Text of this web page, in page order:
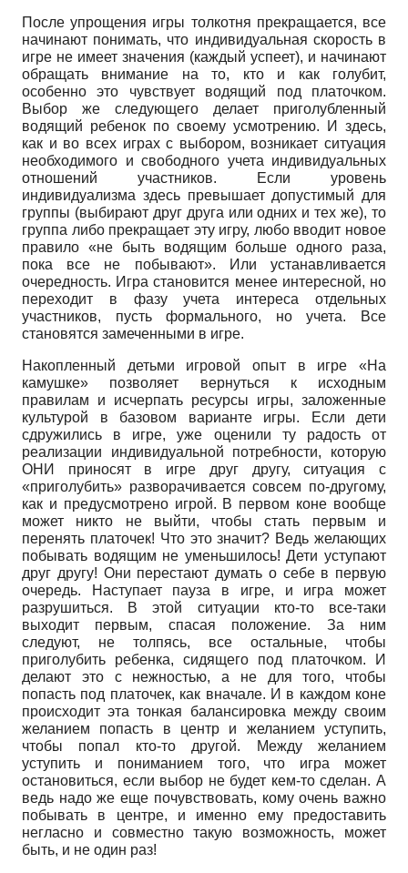
После упрощения игры толкотня прекращается, все
начинают понимать, что индивидуальная скорость в
игре не имеет значения (каждый успеет), и начинают
обращать внимание на то, кто и как голубит,
особенно это чувствует водящий под платочком.
Выбор же следующего делает приголубленный
водящий ребенок по своему усмотрению. И здесь,
как и во всех играх с выбором, возникает ситуация
необходимого и свободного учета индивидуальных
отношений участников. Если уровень
индивидуализма здесь превышает допустимый для
группы (выбирают друг друга или одних и тех же), то
группа либо прекращает эту игру, любо вводит новое
правило «не быть водящим больше одного раза,
пока все не побывают». Или устанавливается
очередность. Игра становится менее интересной, но
переходит в фазу учета интереса отдельных
участников, пусть формального, но учета. Все
становятся замеченными в игре.
Накопленный детьми игровой опыт в игре «На
камушке» позволяет вернуться к исходным
правилам и исчерпать ресурсы игры, заложенные
культурой в базовом варианте игры. Если дети
сдружились в игре, уже оценили ту радость от
реализации индивидуальной потребности, которую
ОНИ приносят в игре друг другу, ситуация с
«приголубить» разворачивается совсем по-другому,
как и предусмотрено игрой. В первом коне вообще
может никто не выйти, чтобы стать первым и
перенять платочек! Что это значит? Ведь желающих
побывать водящим не уменьшилось! Дети уступают
друг другу! Они перестают думать о себе в первую
очередь. Наступает пауза в игре, и игра может
разрушиться. В этой ситуации кто-то все-таки
выходит первым, спасая положение. За ним
следуют, не толпясь, все остальные, чтобы
приголубить ребенка, сидящего под платочком. И
делают это с нежностью, а не для того, чтобы
попасть под платочек, как вначале. И в каждом коне
происходит эта тонкая балансировка между своим
желанием попасть в центр и желанием уступить,
чтобы попал кто-то другой. Между желанием
уступить и пониманием того, что игра может
остановиться, если выбор не будет кем-то сделан. А
ведь надо же еще почувствовать, кому очень важно
побывать в центре, и именно ему предоставить
негласно и совместно такую возможность, может
быть, и не один раз!